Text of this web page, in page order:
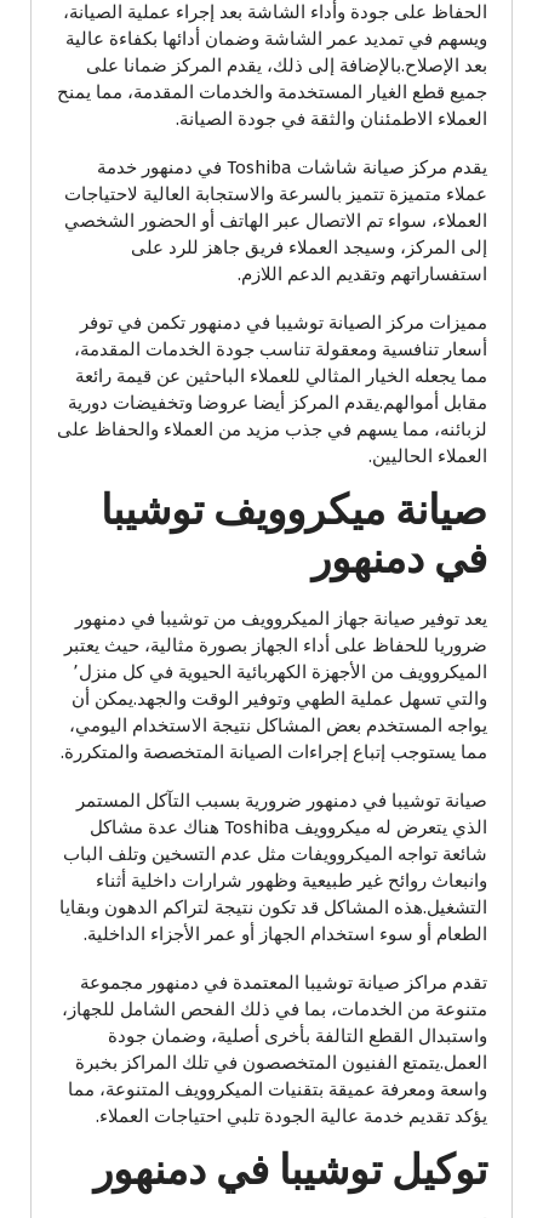
الحفاظ على جودة وأداء الشاشة بعد إجراء عملية الصيانة،
ويسهم في تمديد عمر الشاشة وضمان أدائها بكفاءة عالية
بعد الإصلاح.بالإضافة إلى ذلك، يقدم المركز ضمانا على
جميع قطع الغيار المستخدمة والخدمات المقدمة، مما يمنح
العملاء الاطمئنان والثقة في جودة الصيانة.
يقدم مركز صيانة شاشات Toshiba في دمنهور خدمة
عملاء متميزة تتميز بالسرعة والاستجابة العالية لاحتياجات
العملاء، سواء تم الاتصال عبر الهاتف أو الحضور الشخصي
إلى المركز، وسيجد العملاء فريق جاهز للرد على
استفساراتهم وتقديم الدعم اللازم.
مميزات مركز الصيانة توشيبا في دمنهور تكمن في توفر
أسعار تنافسية ومعقولة تناسب جودة الخدمات المقدمة،
مما يجعله الخيار المثالي للعملاء الباحثين عن قيمة رائعة
مقابل أموالهم.يقدم المركز أيضا عروضا وتخفيضات دورية
لزبائنه، مما يسهم في جذب مزيد من العملاء والحفاظ على
العملاء الحاليين.
صيانة ميكروويف توشيبا
في دمنهور
يعد توفير صيانة جهاز الميكروويف من توشيبا في دمنهور
ضروريا للحفاظ على أداء الجهاز بصورة مثالية، حيث يعتبر
الميكروويف من الأجهزة الكهربائية الحيوية في كل منزل٬
والتي تسهل عملية الطهي وتوفير الوقت والجهد.يمكن أن
يواجه المستخدم بعض المشاكل نتيجة الاستخدام اليومي،
مما يستوجب إتباع إجراءات الصيانة المتخصصة والمتكررة.
صيانة توشيبا في دمنهور ضرورية بسبب التآكل المستمر
الذي يتعرض له ميكروويف Toshiba هناك عدة مشاكل
شائعة تواجه الميكروويفات مثل عدم التسخين وتلف الباب
وانبعاث روائح غير طبيعية وظهور شرارات داخلية أثناء
التشغيل.هذه المشاكل قد تكون نتيجة لتراكم الدهون وبقايا
الطعام أو سوء استخدام الجهاز أو عمر الأجزاء الداخلية.
تقدم مراكز صيانة توشيبا المعتمدة في دمنهور مجموعة
متنوعة من الخدمات، بما في ذلك الفحص الشامل للجهاز،
واستبدال القطع التالفة بأخرى أصلية، وضمان جودة
العمل.يتمتع الفنيون المتخصصون في تلك المراكز بخبرة
واسعة ومعرفة عميقة بتقنيات الميكروويف المتنوعة، مما
يؤكد تقديم خدمة عالية الجودة تلبي احتياجات العملاء.
توكيل توشيبا في دمنهور